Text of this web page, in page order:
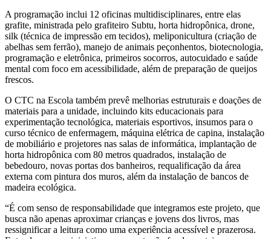
A programação inclui 12 oficinas multidisciplinares, entre elas
grafite, ministrada pelo grafiteiro Subtu, horta hidropônica, drone,
silk (técnica de impressão em tecidos), meliponicultura (criação de
abelhas sem ferrão), manejo de animais peçonhentos, biotecnologia,
programação e eletrônica, primeiros socorros, autocuidado e saúde
mental com foco em acessibilidade, além de preparação de queijos
frescos.
O CTC na Escola também prevê melhorias estruturais e doações de
materiais para a unidade, incluindo kits educacionais para
experimentação tecnológica, materiais esportivos, insumos para o
curso técnico de enfermagem, máquina elétrica de capina, instalação
de mobiliário e projetores nas salas de informática, implantação de
horta hidropônica com 80 metros quadrados, instalação de
bebedouro, novas portas dos banheiros, requalificação da área
externa com pintura dos muros, além da instalação de bancos de
madeira ecológica.
“É com senso de responsabilidade que integramos este projeto, que
busca não apenas aproximar crianças e jovens dos livros, mas
ressignificar a leitura como uma experiência acessível e prazerosa.